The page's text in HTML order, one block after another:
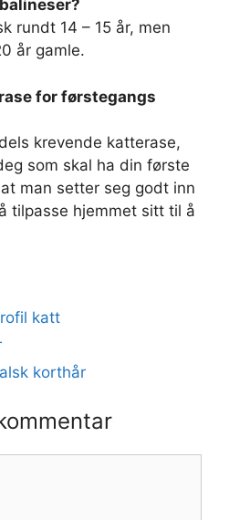
rundt 14 – 15 år, men
år gamle.
for førstegangs
krevende katterase,
som skal ha din første
man setter seg godt inn
tilpasse hjemmet sitt til å
katt
korthår